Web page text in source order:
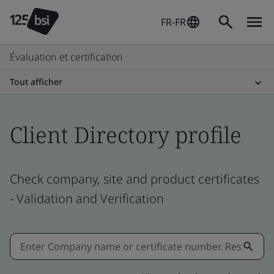
FR-FR
Évaluation et certification
Tout afficher
Client Directory profile
Check company, site and product certificates
- Validation and Verification